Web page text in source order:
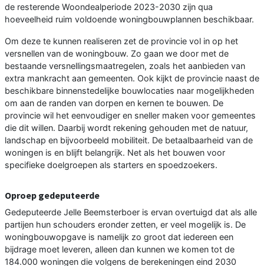
de resterende Woondealperiode 2023-2030 zijn qua
hoeveelheid ruim voldoende woningbouwplannen beschikbaar.
Om deze te kunnen realiseren zet de provincie vol in op het
versnellen van de woningbouw. Zo gaan we door met de
bestaande versnellingsmaatregelen, zoals het aanbieden van
extra mankracht aan gemeenten. Ook kijkt de provincie naast de
beschikbare binnenstedelijke bouwlocaties naar mogelijkheden
om aan de randen van dorpen en kernen te bouwen. De
provincie wil het eenvoudiger en sneller maken voor gemeentes
die dit willen. Daarbij wordt rekening gehouden met de natuur,
landschap en bijvoorbeeld mobiliteit. De betaalbaarheid van de
woningen is en blijft belangrijk. Net als het bouwen voor
specifieke doelgroepen als starters en spoedzoekers.
Oproep gedeputeerde
Gedeputeerde Jelle Beemsterboer is ervan overtuigd dat als alle
partijen hun schouders eronder zetten, er veel mogelijk is. De
woningbouwopgave is namelijk zo groot dat iedereen een
bijdrage moet leveren, alleen dan kunnen we komen tot de
184.000 woningen die volgens de berekeningen eind 2030